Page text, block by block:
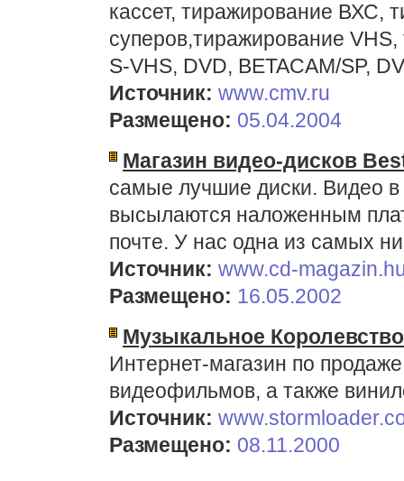
кассет, тиражирование ВХС,
суперов,тиражирование
S-VHS, DVD, BETACAM/SP,
Источник: www.cmv.ru
Размещено: 05.04.2004
Магазин видео-дисков
самые лучшие диски. Видео
высылаются наложенным
почте. У нас одна из самых
Источник: www.cd-
Размещено: 16.05.2002
Музыкальное
Интернет-магазин по
видеофильмов, а также
Источник:
Размещено: 08.11.2000